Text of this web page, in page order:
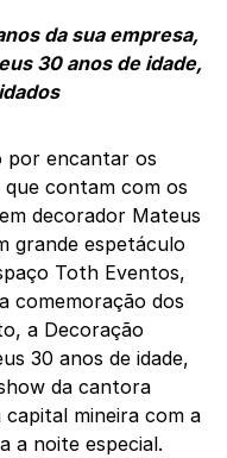
da sua empresa,
30 anos de idade,
por encantar os
contam com os
decorador Mateus
grande espetáculo
Toth Eventos,
comemoração dos
a Decoração
30 anos de idade,
da cantora
mineira com a
a noite especial.